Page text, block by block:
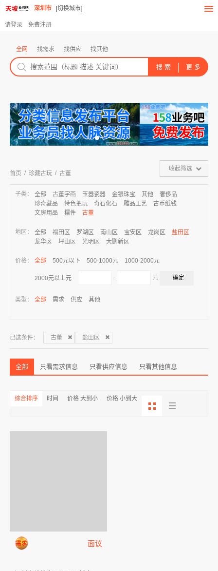
深圳市 [切换城市]
请登录 免费注册
全网 找需求 找供应 找其他
首页 / 珍藏古玩 / 古董
收起筛选
子类： 全部 古董字画 玉器瓷器 金银珠宝 其他
奢侈品
珍奇藏品
特色把玩 奇石化石 雕品工艺
古币纸钱
文房用品
摆件 古董
地区： 全部 福田区 罗湖区 南山区 宝安区 龙岗区
盐田区
龙华区
坪山区 光明区 大鹏新区
价格： 全部 500元以下 500-1000元 1000-2000元
2000元以上元 - 元
类型： 全部 需求 供应 其他
已选条件： 古董 盐田区
全部 只看需求信息 只看供应信息 只看其他信息
综合排序 时间 价格 大到小 价格 小到大
面议